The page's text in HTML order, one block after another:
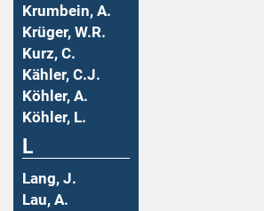
Krumbein, A.
Krüger, W.R.
Kurz, C.
Kähler, C.J.
Köhler, A.
Köhler, L.
L
Lang, J.
Lau, A.